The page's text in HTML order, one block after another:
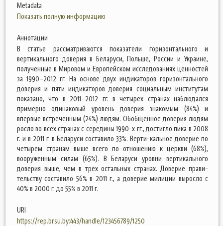
Metadata
Показать полную информацию
Аннотации
В статье рассматриваются показатели горизонтального и
вертикального доверия в Беларуси, Польше, России и Украине,
полученные в Мировом и Европейском исследованиях ценностей
за 1990–2012 гг. На основе двух индикаторов горизонтального
доверия и пяти индикаторов доверия социальным институтам
показано, что в 2011–2012 гг. в четырех странах наблюдался
примерно одинаковый уровень доверия знакомым (84%) и
впервые встреченным (24%) людям. Обобщенное доверия людям
росло во всех странах с середины 1990-х гг., достигло пика в 2008
г. и в 2011 г. в Беларуси составило 33%. Верти-кальное доверие по
четырем странам выше всего по отношению к церкви (68%),
вооруженным силам (65%). В Беларуси уровни вертикального
доверия выше, чем в трех остальных странах. Доверие прави-
тельству составило 56% в 2011 г., а доверие милиции выросло с
40% в 2000 г. до 55% в 2011 г.
URI
https://rep.brsu.by:443/handle/123456789/1250